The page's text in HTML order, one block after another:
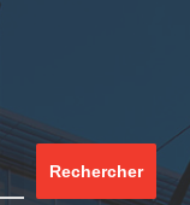
Rechercher